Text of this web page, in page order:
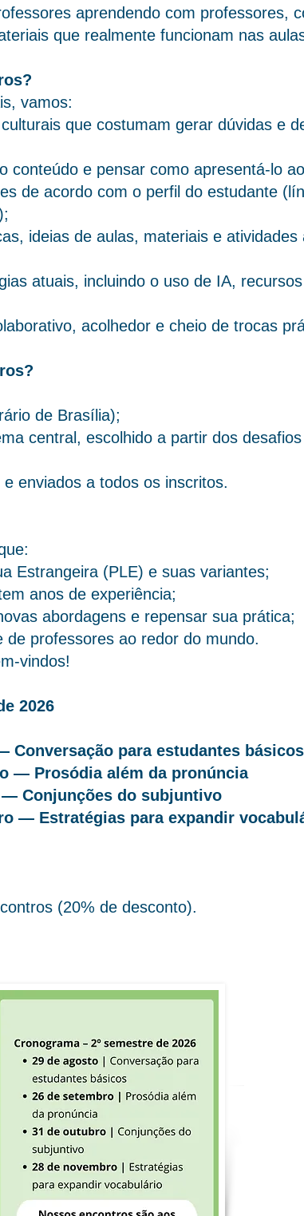
aprendendo com professores,
que realmente funcionam nas
vamos:
que costumam gerar dúvidas e
conteúdo e pensar como apresentá-lo
de acordo com o perfil do estudante
ideias de aulas, materiais e atividades
atuais, incluindo o uso de IA,
acolhedor e cheio de trocas
de Brasília);
central, escolhido a partir dos
enviados a todos os inscritos.
Estrangeira (PLE) e suas variantes;
anos de experiência;
abordagens e repensar sua prática;
de professores ao redor do mundo.
vindos!
2026
Conversação para estudantes básicos
— Prosódia além da pronúncia
Conjunções do subjuntivo
— Estratégias para expandir
(20% de desconto).